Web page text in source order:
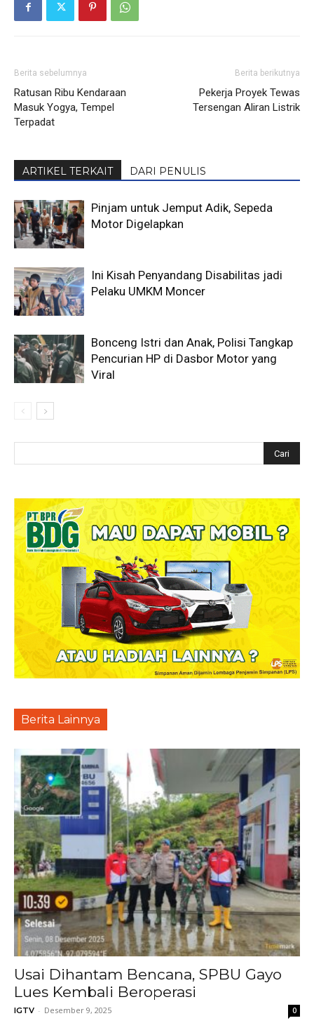
Berita sebelumnya
Ratusan Ribu Kendaraan
Masuk Yogya, Tempel
Terpadat
Berita berikutnya
Pekerja Proyek Tewas
Tersengan Aliran Listrik
ARTIKEL TERKAIT DARI PENULIS
Pinjam untuk Jemput Adik, Sepeda
Motor Digelapkan
Ini Kisah Penyandang Disabilitas jadi
Pelaku UMKM Moncer
Bonceng Istri dan Anak, Polisi Tangkap
Pencurian HP di Dasbor Motor yang
Viral
Berita Lainnya
Usai Dihantam Bencana, SPBU Gayo
Lues Kembali Beroperasi
IGTV - Desember 9, 2025 0